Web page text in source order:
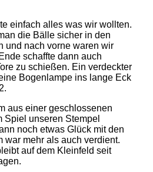
einfach alles was wir wollten.
die Bälle sicher in den
und nach vorne waren wir
schaffte dann auch
zu schießen. Ein verdeckter
Bogenlampe ins lange Eck
aus einer geschlossenen
Spiel unseren Stempel
noch etwas Glück mit den
war mehr als auch verdient.
auf dem Kleinfeld seit